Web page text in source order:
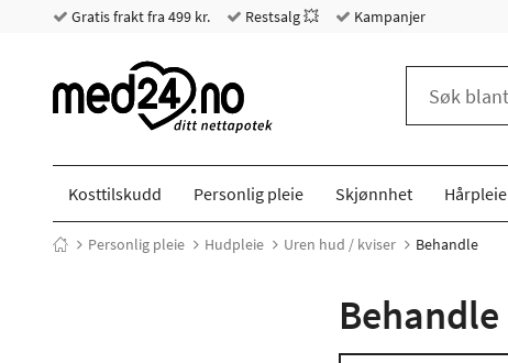
Gratis frakt fra 499 kr. Restsalg 💥 Kampanjer
Kosttilskudd Personlig pleie Skjønnhet Hårpleie
Personlig pleie Hudpleie Uren hud / kviser Behandle
Behandle